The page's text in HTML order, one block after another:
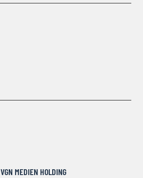
VGN MEDIEN HOLDING